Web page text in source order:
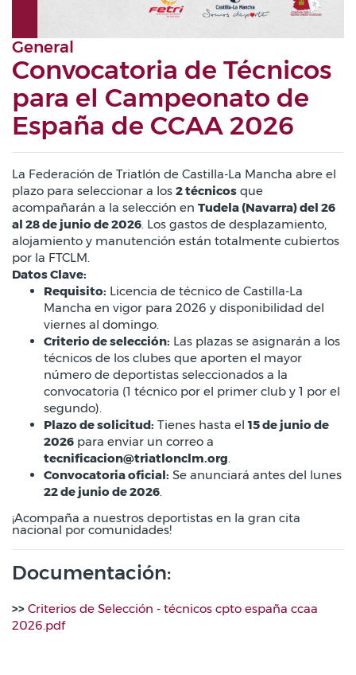
General
Convocatoria de Técnicos
para el Campeonato de
España de CCAA 2026
La Federación de Triatlón de Castilla-La Mancha abre el
plazo para seleccionar a los 2 técnicos que
acompañarán a la selección en Tudela (Navarra) del 26
al 28 de junio de 2026. Los gastos de desplazamiento,
alojamiento y manutención están totalmente cubiertos
por la FTCLM.
Datos Clave:
Requisito: Licencia de técnico de Castilla-La
Mancha en vigor para 2026 y disponibilidad del
viernes al domingo.
Criterio de selección: Las plazas se asignarán a los
técnicos de los clubes que aporten el mayor
número de deportistas seleccionados a la
convocatoria (1 técnico por el primer club y 1 por el
segundo).
Plazo de solicitud: Tienes hasta el15 de junio de
2026 para enviar un correo a
tecnificacion@triatlonclm.org.
Convocatoria oficial: Se anunciará antes del lunes
22 de junio de 2026.
¡Acompaña a nuestros deportistas en la gran cita
nacional por comunidades!
Documentación:
>> Criterios de Selección - técnicos cpto españa ccaa
2026.pdf